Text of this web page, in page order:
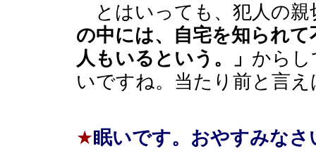
とはいっても、犯人の親
の中には、自宅を知られ
人もいるという。」 から
いですね。当たり前と言
★眠いです。おやすみなさ